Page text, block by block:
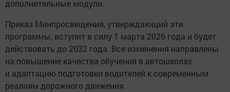
дополнительные модули.
Приказ Минпросвещения, утверждающий эти
программы, вступит в силу 1 марта 2026 года и будет
действовать до 2032 года. Все изменения направлены
на повышение качества обучения в автошколах
и адаптацию подготовки водителей к современным
реалиям дорожного движения.